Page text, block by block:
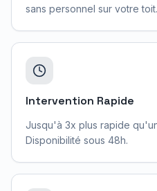
sans personnel sur votre toit.
Intervention Rapide
Jusqu'à 3x plus rapide
Disponibilité sous 48h.